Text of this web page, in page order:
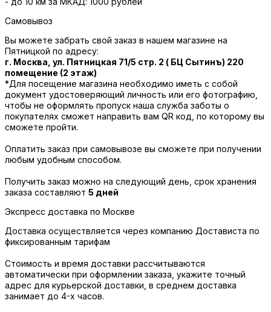
Самовывоз
Вы можете забрать свой заказ в нашем магазине на
Пятницкой по адресу:
г. Москва, ул. Пятницкая 71/5 стр. 2 ( БЦ Сытинъ) 220
помещение (2 этаж)
*Для посещение магазина необходимо иметь с собой
документ удостоверяющий личность или его фотографию,
чтобы не оформлять пропуск наша служба заботы о
покупателях сможет направить вам QR код, по которому вы
сможете пройти.
Оплатить заказ при самовывозе вы сможете при получении
любым удобным способом.
Получить заказ можно на следующий день, срок хранения
заказа составляют 5 дней
Экспресс доставка по Москве
Доставка осуществляется через компанию Достависта по
фиксированным тарифам
Стоимость и время доставки рассчитываются
автоматически при оформлении заказа, укажите точный
адрес для курьерской доставки, в среднем доставка
занимает до 4-х часов.